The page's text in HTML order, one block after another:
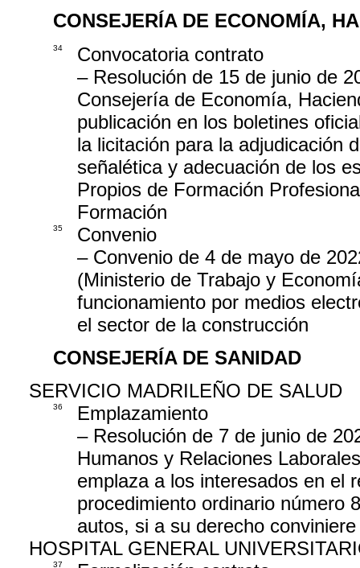
CONSEJERÍA DE ECONOMÍA,
34
Convocatoria contrato
– Resolución de 15 de junio de
Consejería de Economía,
publicación en los boletines
la licitación para la adjudicación
señalética y adecuación de los
Propios de Formación
Formación
35
Convenio
– Convenio de 4 de mayo de
(Ministerio de Trabajo y
funcionamiento por medios
el sector de la construcción
CONSEJERÍA DE SANIDAD
SERVICIO MADRILEÑO DE SALUD
36
Emplazamiento
– Resolución de 7 de junio de
Humanos y Relaciones
emplaza a los interesados en el
procedimiento ordinario número
autos, si a su derecho conviniere
HOSPITAL GENERAL
37